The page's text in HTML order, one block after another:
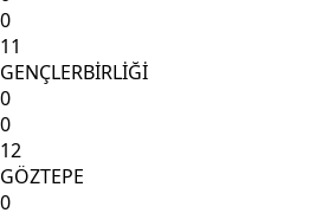
0
11
GENÇLERBİRLİĞİ
0
0
12
GÖZTEPE
0